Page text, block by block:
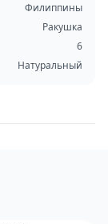
Филиппины
Ракушка
6
Натуральный